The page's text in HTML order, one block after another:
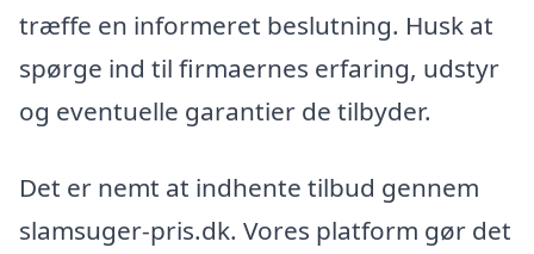
træffe en informeret beslutning. Husk at
spørge ind til firmaernes erfaring, udstyr
og eventuelle garantier de tilbyder.
Det er nemt at indhente tilbud gennem
slamsuger-pris.dk. Vores platform gør det